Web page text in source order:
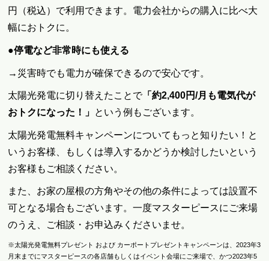
円（税込）で利用できます。電力会社からの購入に比べ大
幅におトクに。
●停電など非常時にも使える
→災害時でも電力が確保できるので安心です。
太陽光発電に切り替えたことで「約2,400円/月も電気代が
おトクになった！」 という例もございます。
太陽光発電無料キャンペーンについてもっと知りたい！と
いうお客様、もしくは導入するかどうか検討したいという
お客様もご相談ください。
また、お家の屋根の方角やその他の条件によっては設置不
可となる場合もございます。一度マスターピースにご来場
のうえ、ご相談・お申込みくださいませ。
※太陽光発電無料プレゼント および カーポートプレゼントキャンペーンは、2023年3
月末までにマスターピースの各店舗もしくはイベント会場にご来場で、かつ2023年5